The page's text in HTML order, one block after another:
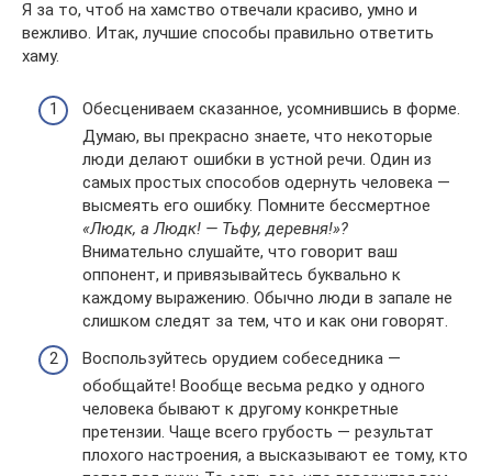
Я за то, чтоб на хамство отвечали красиво, умно и
вежливо. Итак, лучшие способы правильно ответить
хаму.
Обесцениваем сказанное, усомнившись в форме.
Думаю, вы прекрасно знаете, что некоторые
люди делают ошибки в устной речи. Один из
самых простых способов одернуть человека —
высмеять его ошибку. Помните бессмертное
«Людк, а Людк! — Тьфу, деревня!»?
Внимательно слушайте, что говорит ваш
оппонент, и привязывайтесь буквально к
каждому выражению. Обычно люди в запале не
слишком следят за тем, что и как они говорят.
Воспользуйтесь орудием собеседника —
обобщайте! Вообще весьма редко у одного
человека бывают к другому конкретные
претензии. Чаще всего грубость — результат
плохого настроения, а высказывают ее тому, кто